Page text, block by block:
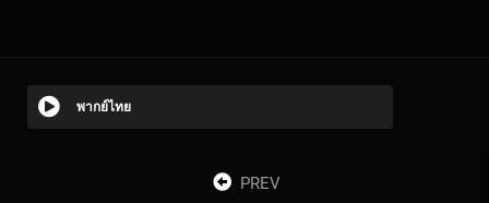
พากย์ไทย
PREV